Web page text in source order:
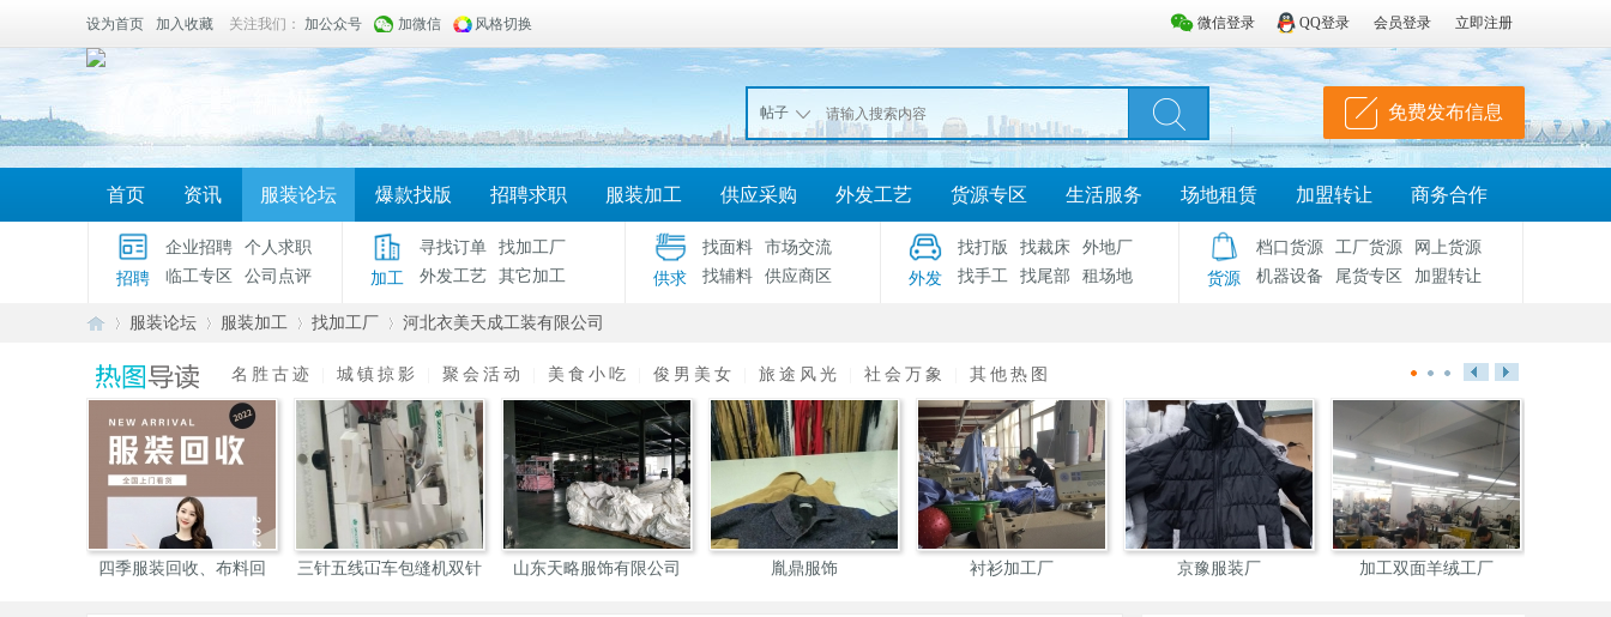
微信登录 QQ登录 会员登录 立即注册
设为首页 加入收藏 关注我们： 加公众号 加微信 风格切换
帖子 免费发布信息
首页 资讯 服装论坛 爆款找版 招聘求职 服装加工 供应采购 外发工艺 货源专区 生活服务 场地租赁 加盟转让 商务合作
招聘
企业招聘
个人求职
临工专区
公司点评 加工
寻找订单
找加工厂
外发工艺
其它加工 供求
找面料
市场交流
找辅料
供应商区 外发
找打版 找裁床
外地厂
找手工
找尾部 租场地 货源
档口货源 工厂货源
网上货源
机器设备
尾货专区 加盟转让
»
服装论坛 服装加工 找加工厂
›
河北衣美天成工装有限公司
名胜古迹 城镇掠影 聚会活动 美食小吃 俊男美女 旅途风光 社会万象 其他热图
四季服装回收、布料回
三针五线冚车包缝机双针
山东天略服饰有限公司 胤鼎服饰 衬衫加工厂 京豫服装厂 加工双面羊绒工厂